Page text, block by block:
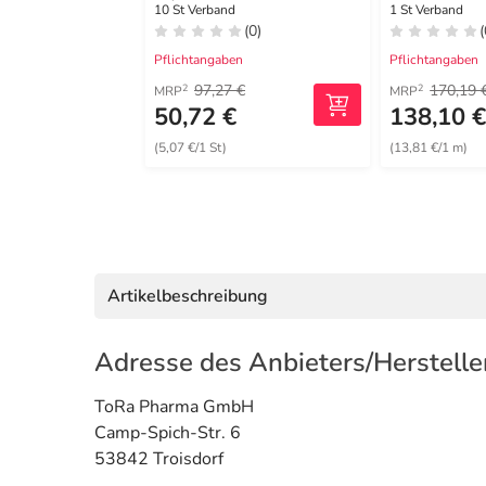
dünn 5x10 cm
10 St Verband
(0)
Pflichtangaben
MRP2 97,27 €
50,72 €
(5,07 €/1 St)
unsteril
1 St Verband
Pflichtangaben
MRP2 170,19
138,10 €
(13,81 €/1 m)
Artikelbeschreibung
Adresse des Anbieters/
ToRa Pharma GmbH
Camp-Spich-Str. 6
53842 Troisdorf